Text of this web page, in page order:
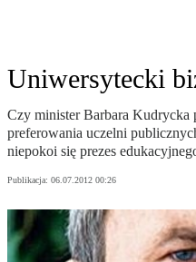
Uniwersytecki
Czy minister Barbara
preferowania uczelni
niepokoi się prezes
Publikacja: 06.07.2012 00:26